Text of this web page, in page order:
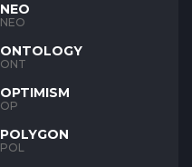
NEO
NEO
ONTOLOGY
ONT
OPTIMISM
OP
POLYGON
POL